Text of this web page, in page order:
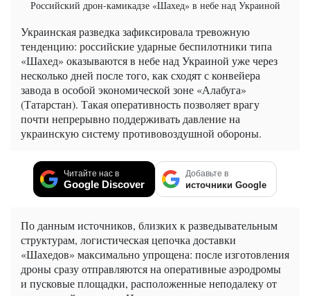
Российский дрон-камикадзе «Шахед» в небе над Украиной
Украинская разведка зафиксировала тревожную
тенденцию: российские ударные беспилотники типа
«Шахед» оказываются в небе над Украиной уже через
несколько дней после того, как сходят с конвейера
завода в особой экономической зоне «Алабуга»
(Татарстан). Такая оперативность позволяет врагу
почти непрерывно поддерживать давление на
украинскую систему противовоздушной обороны.
Читайте нас в
Google Discover
Добавьте в
источники Google
По данным источников, близких к разведывательным
структурам, логистическая цепочка доставки
«Шахедов» максимально упрощена: после изготовления
дроны сразу отправляются на оперативные аэродромы
и пусковые площадки, расположенные неподалеку от